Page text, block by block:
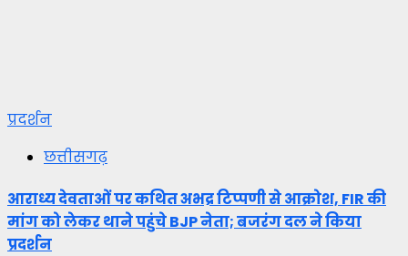
प्रदर्शन
छत्तीसगढ़
आराध्य देवताओं पर कथित अभद्र टिप्पणी से आक्रोश, FIR की
मांग को लेकर थाने पहुंचे BJP नेता; बजरंग दल ने किया
प्रदर्शन